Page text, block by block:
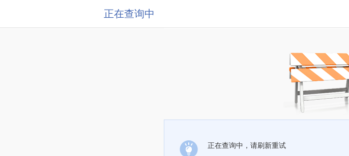
正在查询中
正在查询中，请刷新重试